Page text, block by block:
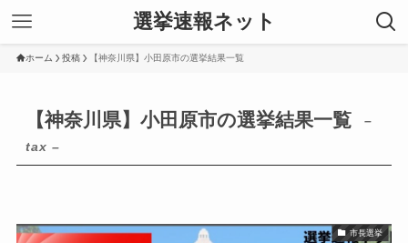
選挙速報ネット
ホーム 投稿 【神奈川県】小田原市の選挙結果一覧
【神奈川県】小田原市の選挙結果一覧
–
tax –
市長選挙